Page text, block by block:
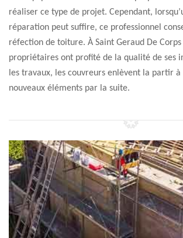
réaliser ce type de projet. Cependant,
réparation peut suffire, ce professionnel
réfection de toiture. À Saint Geraud De
propriétaires ont profité de la qualité de ses
les travaux, les couvreurs enlèvent la partir
nouveaux éléments par la suite.